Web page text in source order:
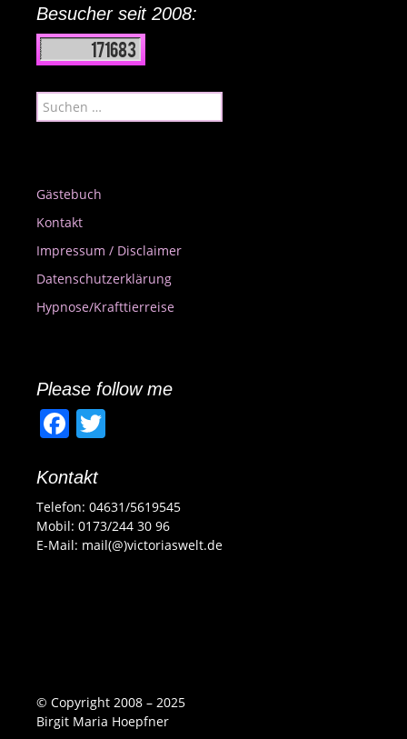
Besucher seit 2008:
Suchen
nach:
Gästebuch
Kontakt
Impressum / Disclaimer
Datenschutzerklärung
Hypnose/Krafttierreise
Please follow me
F
a
c
e
b
er
Kontakt
Telefon: 04631/5619545
Mobil: 0173/244 30 96
E-Mail: mail(@)victoriaswelt.de
© Copyright 2008 – 2025
Birgit Maria Hoepfner